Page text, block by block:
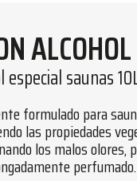
ALCOHOL
saunas
formulado para
las propiedades
los malos olores,
perfumado.